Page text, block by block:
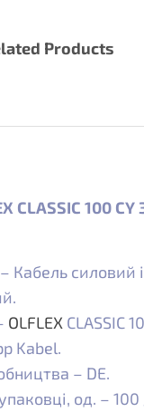
Products
CLASSIC 100 CY
Кабель силовий і
OLFLEX CLASSIC
Kabel.
– DE.
упаковці, од. –